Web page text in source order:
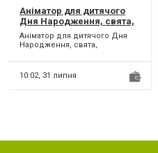
Аніматор для дитячого
Дня Народження, свята,
урочистості
Аніматор для дитячого Дня
Народження, свята,
Яскравий, трохи шумний і з...
10:02, 31 липня